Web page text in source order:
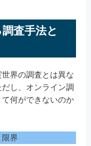
査手法と
界の調査とは異な
し、オンライン調
何ができないのか
界